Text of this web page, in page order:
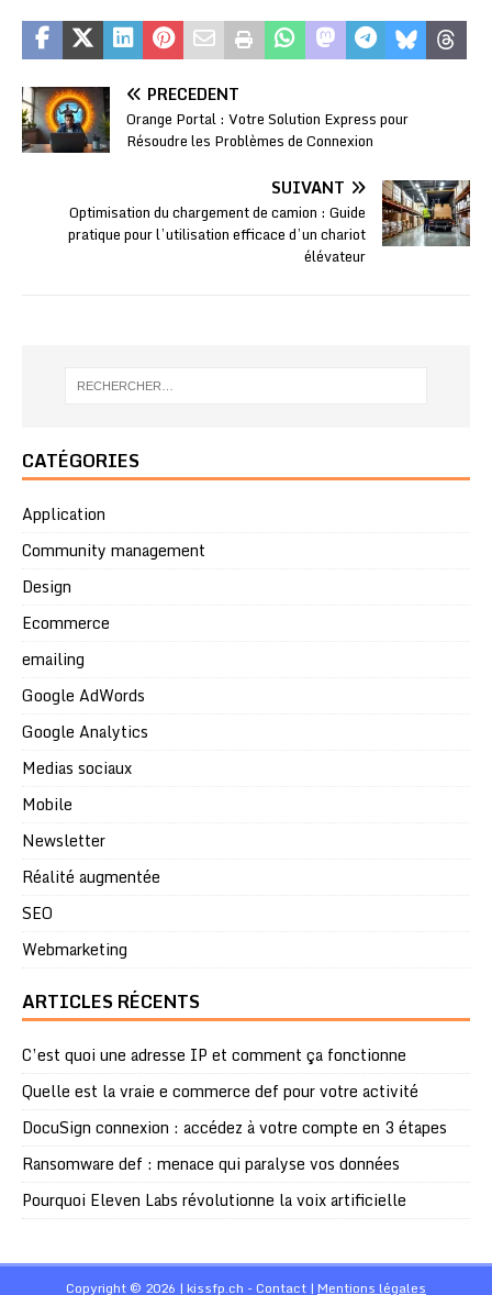
PRÉCÉDENT
Orange Portal : Votre Solution Express pour
Résoudre les Problèmes de Connexion
SUIVANT
Optimisation du chargement de camion : Guide
pratique pour l’utilisation efficace d’un chariot
élévateur
CATÉGORIES
Application
Community management
Design
Ecommerce
emailing
Google AdWords
Google Analytics
Medias sociaux
Mobile
Newsletter
Réalité augmentée
SEO
Webmarketing
ARTICLES RÉCENTS
C’est quoi une adresse IP et comment ça fonctionne
Quelle est la vraie e commerce def pour votre activité
DocuSign connexion : accédez à votre compte en 3 étapes
Ransomware def : menace qui paralyse vos données
Pourquoi Eleven Labs révolutionne la voix artificielle
Copyright © 2026 | kissfp.ch -Contact | Mentions légales